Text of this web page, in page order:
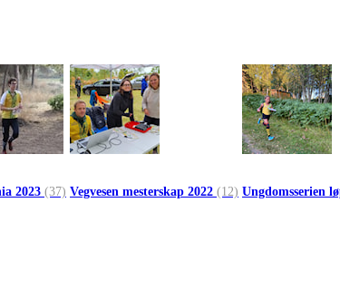
2023 (37) Vegvesen mesterskap 2022 (12) Ungdomsserien